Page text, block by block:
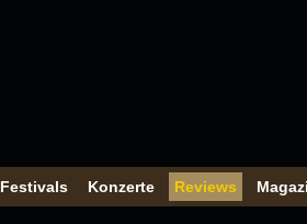
Festivals Konzerte Reviews